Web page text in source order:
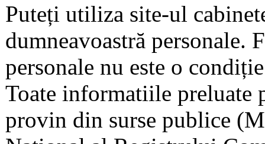
Puteți utiliza site-ul
dumneavoastră personale.
personale nu este o
Toate informatiile preluate
provin din surse publice